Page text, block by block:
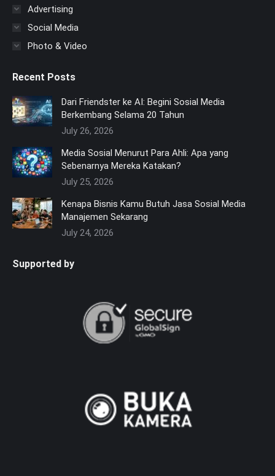
Advertising
Social Media
Photo & Video
Recent Posts
Dari Friendster ke AI: Begini Sosial Media
Berkembang Selama 20 Tahun
July 26, 2026
Media Sosial Menurut Para Ahli: Apa yang
Sebenarnya Mereka Katakan?
July 25, 2026
Kenapa Bisnis Kamu Butuh Jasa Sosial Media
Manajemen Sekarang
July 24, 2026
Supported by